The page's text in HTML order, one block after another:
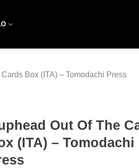
Box (ITA) – Tomodachi Press
Out Of The
(ITA) – Tomodachi